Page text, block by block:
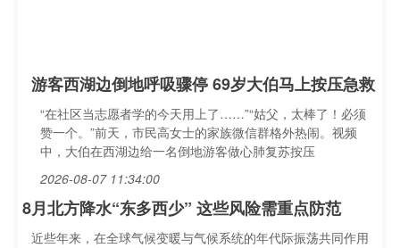
游客西湖边倒地呼吸骤停 69岁大伯马上按压急救
“在社区当志愿者学的今天用上了……”“姑父，太棒了！必须
赞一个。”前天，市民高女士的家族微信群格外热闹。视频
中，大伯在西湖边给一名倒地游客做心肺复苏按压
2026-08-07 11:34:00
8月北方降水“东多西少” 这些风险需重点防范
近些年来，在全球气候变暖与气候系统的年代际振荡共同作用